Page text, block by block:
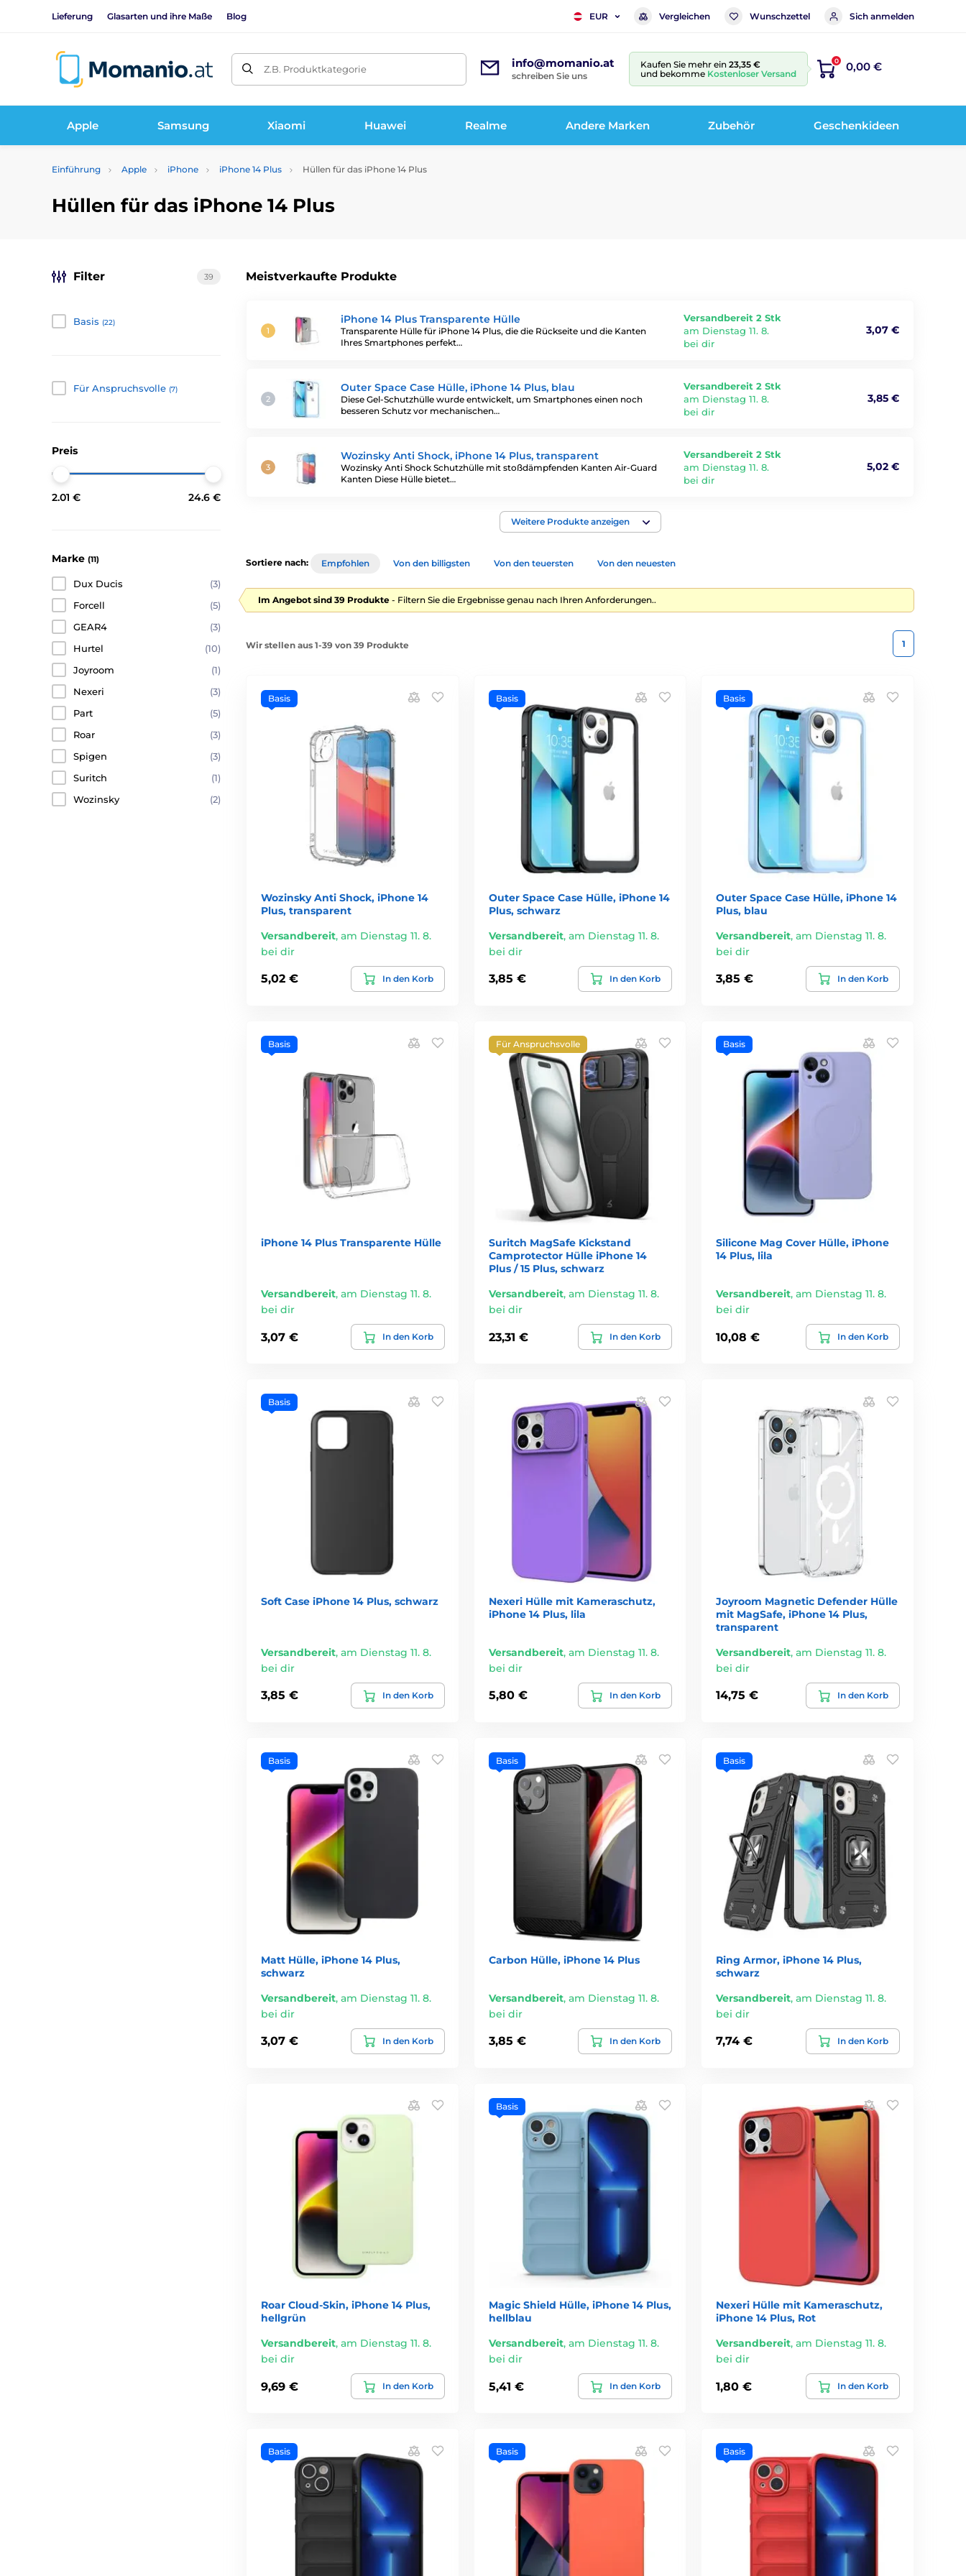
Lieferung Glasarten und ihre Maße Blog EUR Vergleichen Wunschzettel Sich anmelden
Z.B. Produktkategorie info@momanio.at
schreiben Sie uns
Kaufen Sie mehr ein 23,35 €
und bekomme Kostenloser Versand
0 0,00 €
Apple Samsung Xiaomi Huawei Realme Andere Marken Zubehör Geschenkideen
Einführung Apple iPhone iPhone 14 Plus Hüllen für das iPhone 14 Plus
Hüllen für das iPhone 14 Plus
Meistverkaufte Produkte
iPhone 14 Plus Transparente Hülle
Transparente Hülle für iPhone 14 Plus, die die Rückseite und die Kanten
Ihres Smartphones perfekt…
Versandbereit 2 Stk
am Dienstag 11. 8.
bei dir
3,07 €
Outer Space Case Hülle, iPhone 14 Plus, blau
Diese Gel-Schutzhülle wurde entwickelt, um Smartphones einen noch
besseren Schutz vor mechanischen…
Versandbereit 2 Stk
am Dienstag 11. 8.
bei dir
3,85 €
Wozinsky Anti Shock, iPhone 14 Plus, transparent
Wozinsky Anti Shock Schutzhülle mit stoßdämpfenden Kanten Air-Guard
Kanten Diese Hülle bietet…
Versandbereit 2 Stk
am Dienstag 11. 8.
bei dir
5,02 €
Weitere Produkte anzeigen
Filter 39
Basis (22)
Für Anspruchsvolle (7)
Preis
2.01 € 24.6 €
Marke (11)
Dux Ducis
(3)
Forcell
(5)
GEAR4
(3)
Hurtel
(10)
Joyroom
(1)
Nexeri
(3)
Part
(5)
Roar
(3)
Spigen
(3)
Suritch
(1)
Wozinsky
(2)
Sortiere nach: Empfohlen Von den billigsten Von den teuersten Von den neuesten
Im Angebot sind 39 Produkte - Filtern Sie die Ergebnisse genau nach Ihren Anforderungen..
Wir stellen aus 1-39 von 39 Produkte 1
Basis
Wozinsky Anti Shock, iPhone 14
Plus, transparent
Versandbereit, am Dienstag 11. 8.
bei dir
5,02 € In den Korb
Basis
Outer Space Case Hülle, iPhone 14
Plus, schwarz
Versandbereit, am Dienstag 11. 8.
bei dir
3,85 € In den Korb
Basis
Outer Space Case Hülle, iPhone 14
Plus, blau
Versandbereit,am Dienstag 11. 8.
bei dir
3,85 € In den Korb
Basis
iPhone 14 Plus Transparente Hülle
Versandbereit, am Dienstag 11. 8.
bei dir
3,07 € In den Korb
Für Anspruchsvolle
Suritch MagSafe Kickstand
Camprotector Hülle iPhone 14
Plus / 15 Plus, schwarz
Versandbereit, am Dienstag 11. 8.
bei dir
23,31 € In den Korb
Basis
Silicone Mag Cover Hülle, iPhone
14 Plus, lila
Versandbereit,am Dienstag 11. 8.
bei dir
10,08 € In den Korb
Basis
Soft Case iPhone 14 Plus, schwarz
Versandbereit, am Dienstag 11. 8.
bei dir
3,85 € In den Korb
Nexeri Hülle mit Kameraschutz,
iPhone 14 Plus, lila
Versandbereit, am Dienstag 11. 8.
bei dir
5,80 € In den Korb
Joyroom Magnetic Defender Hülle
mit MagSafe, iPhone 14 Plus,
transparent
Versandbereit,am Dienstag 11. 8.
bei dir
14,75 € In den Korb
Basis
Matt Hülle, iPhone 14 Plus,
schwarz
Versandbereit, am Dienstag 11. 8.
bei dir
3,07 € In den Korb
Basis
Carbon Hülle, iPhone 14 Plus
Versandbereit, am Dienstag 11. 8.
bei dir
3,85 € In den Korb
Basis
Ring Armor, iPhone 14 Plus,
schwarz
Versandbereit,am Dienstag 11. 8.
bei dir
7,74 € In den Korb
Roar Cloud-Skin, iPhone 14 Plus,
hellgrün
Versandbereit, am Dienstag 11. 8.
bei dir
9,69 € In den Korb
Basis
Magic Shield Hülle, iPhone 14 Plus,
hellblau
Versandbereit, am Dienstag 11. 8.
bei dir
5,41 € In den Korb
Nexeri Hülle mit Kameraschutz,
iPhone 14 Plus, Rot
Versandbereit,am Dienstag 11. 8.
bei dir
1,80 € In den Korb
Basis Basis Basis